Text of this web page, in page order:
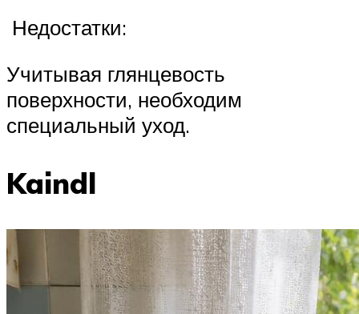
Недостатки:
Учитывая глянцевость
поверхности, необходим
специальный уход.
Kaindl